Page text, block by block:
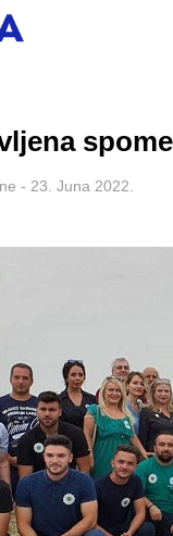
- 23. Juna 2022.